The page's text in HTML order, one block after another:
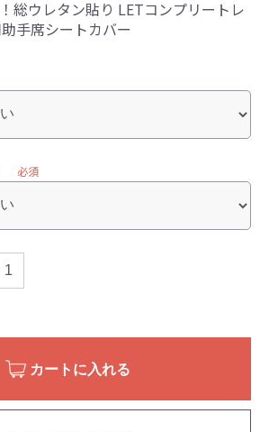
総ウレタン貼り LETコンプリートレ
手席シートカバー
必須
カートに入れる